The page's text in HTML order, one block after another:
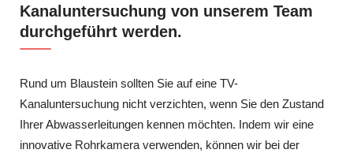
Kanaluntersuchung von unserem Team
durchgeführt werden.
Rund um Blaustein sollten Sie auf eine TV-
Kanaluntersuchung nicht verzichten, wenn Sie den Zustand
Ihrer Abwasserleitungen kennen möchten. Indem wir eine
innovative Rohrkamera verwenden, können wir bei der